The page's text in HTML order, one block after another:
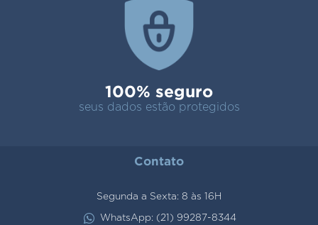
100% seguro
seus dados estão protegidos
Contato
Segunda a Sexta: 8 às 16H
WhatsApp: (21) 99287-8344